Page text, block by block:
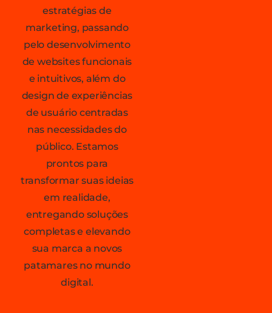
estratégias de
marketing, passando
pelo desenvolvimento
de websites funcionais
e intuitivos, além do
design de experiências
de usuário centradas
nas necessidades do
público. Estamos
prontos para
transformar suas ideias
em realidade,
entregando soluções
completas e elevando
sua marca a novos
patamares no mundo
digital.